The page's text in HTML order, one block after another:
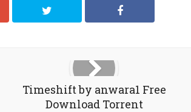
Timeshift by anwara1 Free
Download Torrent